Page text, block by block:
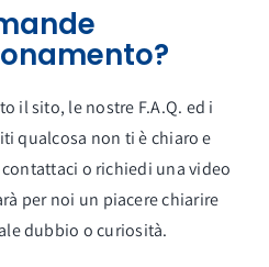
il sito, le nostre F.A.Q. ed i
qualcosa non ti è chiaro e
o richiedi una video
per noi un piacere chiarire
dubbio o curiosità.